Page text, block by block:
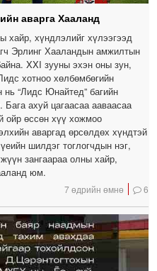
аварга Хааланд
хүндлэлийг хүлээгээд
Эрлинг Хааландын амжилтын
XXI зууны эхэн оны зун,
хотноо хөлбөмбөгийн
“Лидс Юнайтед” багийн
ахуй цагаасаа ааваасаа
ойр өссөн хүү хожмоо
аваргад өрсөлдөх хүндтэй
шилдэг тоглогчдын нэг,
зангаараа олны хайр,
юм.
7 өдрийн өмнө 6